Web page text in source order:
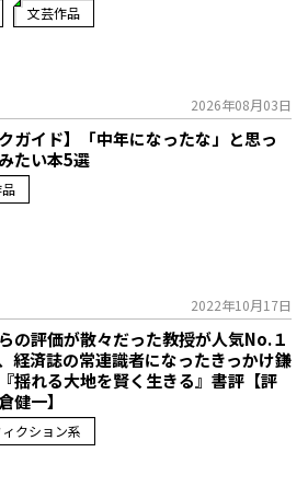
文芸作品
2026年08月03日
クガイド】「中年になったな」と思っ
たい本5選
2022年10月17日
の評価が散々だった教授が人気No.１
経済誌の常連識者になったきっかけ――鎌
揺れる大地を賢く生きる』書評【評
健一】
ィクション系